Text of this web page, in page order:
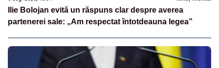
Ilie Bolojan evită un răspuns clar despre averea
partenerei sale: „Am respectat întotdeauna legea”